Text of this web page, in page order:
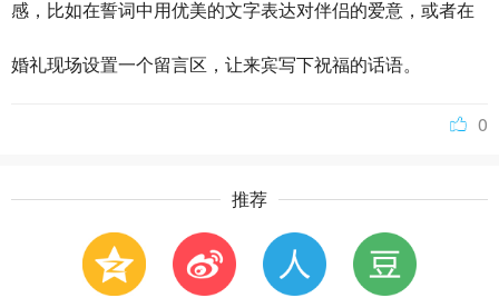
感，比如在誓词中用优美的文字表达对伴侣的爱意，或者在
婚礼现场设置一个留言区，让来宾写下祝福的话语。
0
推荐